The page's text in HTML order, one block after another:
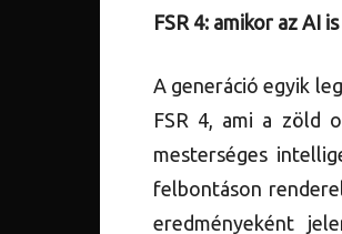
FSR 4: amikor az AI
A generáció egyik
FSR 4, ami a zöld
mesterséges
felbontáson
eredményeként